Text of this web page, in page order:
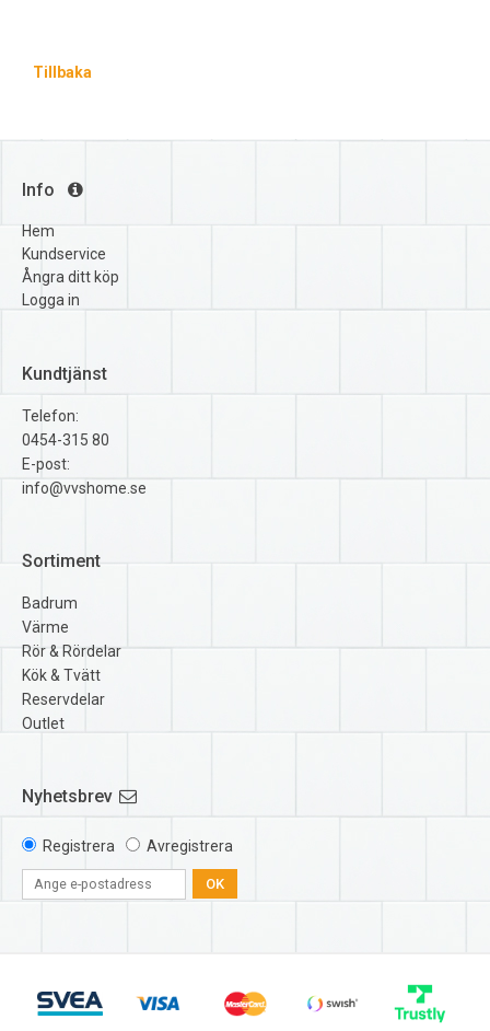
Tillbaka
Info
Hem
Kundservice
Ångra ditt köp
Logga in
Kundtjänst
Telefon:
0454-315 80
E-post:
info@vvshome.se
Sortiment
Badrum
Värme
Rör & Rördelar
Kök & Tvätt
Reservdelar
Outlet
Nyhetsbrev
Registrera Avregistrera
OK